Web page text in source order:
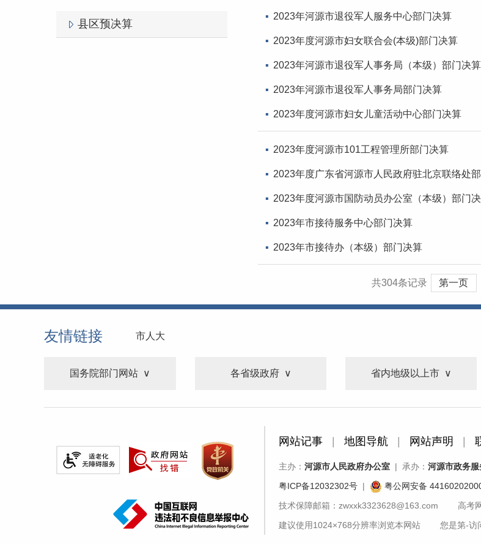
县区预决算
2023年河源市退役军人服务中心部门决算
2023年度河源市妇女联合会(本级)部门决算
2023年河源市退役军人事务局（本级）部门决算
2023年河源市退役军人事务局部门决算
2023年度河源市妇女儿童活动中心部门决算
2023年度河源市101工程管理所部门决算
2023年度广东省河源市人民政府驻北京联络处
2023年度河源市国防动员办公室（本级）部门
2023年市接待服务中心部门决算
2023年市接待办（本级）部门决算
共304条记录 第一页
友情链接 市人大
国务院部门网站 各省级政府 省内地级以上市
网站记事 地图导航 网站声明
主办： 河源市人民政府办公室 | 承办： 河源市政务
粤ICP备12032302号 | 粤公网安备
技术保障邮箱：zwxxk3323628@163.com 高考
建议使用1024×768分辨率浏览本网站 您是第-访